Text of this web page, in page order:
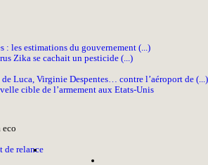
: les estimations du gouvernement (...)
Zika se cachait un pesticide (...)
Luca, Virginie Despentes… contre l’aéroport de (...)
cible de l’armement aux Etats-Unis
eco
de relance